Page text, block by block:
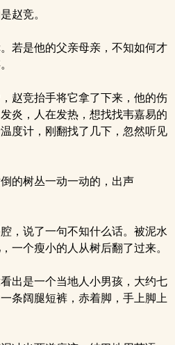
赵竞。
若是他的父亲母亲，不知如何才
赵竞抬手将它拿了下来，他的伤
炎，人在发热，想找找韦嘉易的
度计，刚翻找了几下，忽然听见
的树丛一动一动的，出声
，说了一句不知什么话。被泥水
一个瘦小的人从树后翻了过来。
出是一个当地人小男孩，大约七
条阔腿短裤，赤着脚，手上脚上